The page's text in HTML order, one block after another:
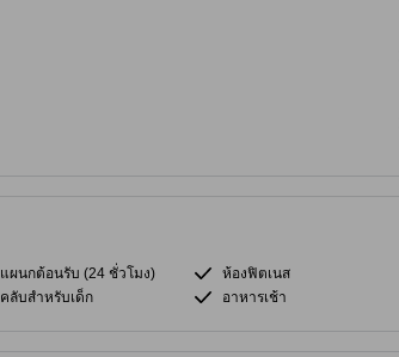
แผนกต้อนรับ (24 ชั่วโมง)
ห้องฟิตเนส
คลับสำหรับเด็ก อาหารเช้า